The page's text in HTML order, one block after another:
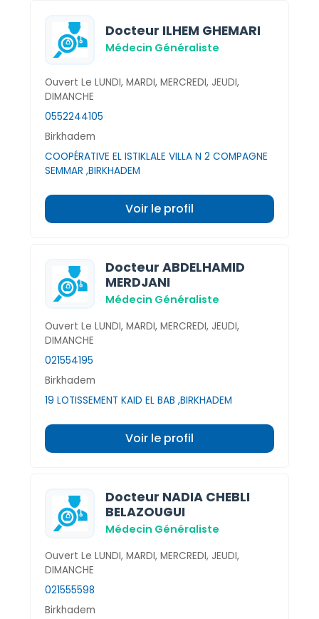
Docteur ILHEM GHEMARI
Médecin Généraliste
Ouvert Le LUNDI, MARDI, MERCREDI, JEUDI,
DIMANCHE
0552244105
Birkhadem
COOPÉRATIVE EL ISTIKLALE VILLA N 2 COMPAGNE
SEMMAR ,BIRKHADEM
Voir le profil
Docteur ABDELHAMID
MERDJANI
Médecin Généraliste
Ouvert Le LUNDI, MARDI, MERCREDI, JEUDI,
DIMANCHE
021554195
Birkhadem
19 LOTISSEMENT KAID EL BAB ,BIRKHADEM
Voir le profil
Docteur NADIA CHEBLI
BELAZOUGUI
Médecin Généraliste
Ouvert Le LUNDI, MARDI, MERCREDI, JEUDI,
DIMANCHE
021555598
Birkhadem